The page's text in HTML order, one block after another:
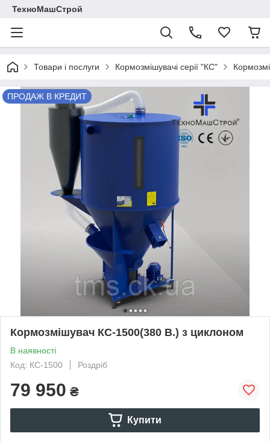
ТехноМашСтрой
Товари і послуги Кормозмішувачі серії "КС"
ПРОДАЖ В КРЕДИТ
Кормозмішувач КС-1500(380 В.) з циклоном
В наявності
Код: КС-1500
Роздріб
79 950 ₴
Купити